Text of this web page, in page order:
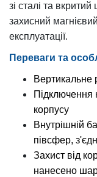
зі сталі та
захисний
експлуатації.
Переваги та
Вертикальне
Підключення
корпусу
Внутрішній
півсфер,
Захист від
нанесено